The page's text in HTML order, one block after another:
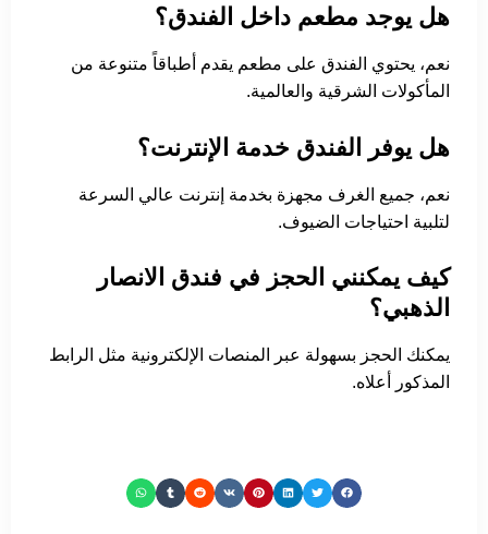
هل يوجد مطعم داخل الفندق؟
نعم، يحتوي الفندق على مطعم يقدم أطباقاً متنوعة من
المأكولات الشرقية والعالمية.
هل يوفر الفندق خدمة الإنترنت؟
نعم، جميع الغرف مجهزة بخدمة إنترنت عالي السرعة
لتلبية احتياجات الضيوف.
كيف يمكنني الحجز في فندق الانصار
الذهبي؟
يمكنك الحجز بسهولة عبر المنصات الإلكترونية مثل الرابط
المذكور أعلاه.